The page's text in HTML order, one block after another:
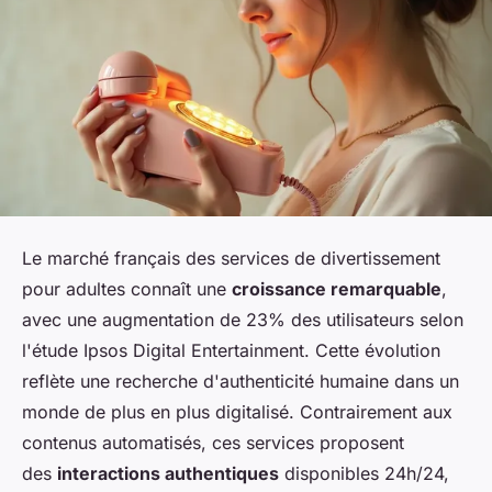
Le marché français des services de divertissement
pour adultes connaît une croissance remarquable,
avec une augmentation de 23% des utilisateurs selon
l'étude Ipsos Digital Entertainment. Cette évolution
reflète une recherche d'authenticité humaine dans un
monde de plus en plus digitalisé. Contrairement aux
contenus automatisés, ces services proposent
des interactions authentiques disponibles 24h/24,